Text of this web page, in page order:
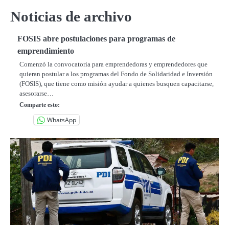
Noticias de archivo
FOSIS abre postulaciones para programas de
emprendimiento
Comenzó la convocatoria para emprendedoras y emprendedores que
quieran postular a los programas del Fondo de Solidaridad e Inversión
(FOSIS), que tiene como misión ayudar a quienes busquen capacitarse,
asesorarse…
Comparte esto:
WhatsApp